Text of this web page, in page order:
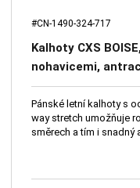
#CN-1490-324-717
Kalhoty CXS
nohavicemi,
Pánské letní kalhoty s
way stretch umožňuje
směrech a tím i snadný